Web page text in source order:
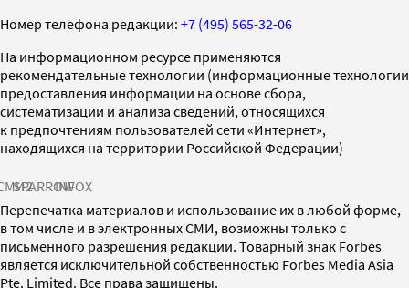
Номер телефона редакции: +7 (495) 565-32-06
На информационном ресурсе применяются
рекомендательные технологии (информационные технологии
предоставления информации на основе сбора,
систематизации и анализа сведений, относящихся
к предпочтениям пользователей сети «Интернет»,
находящихся на территории Российской Федерации)
SPARROWINFOX
Перепечатка материалов и использование их в любой форме,
в том числе и в электронных СМИ, возможны только с
письменного разрешения редакции. Товарный знак Forbes
является исключительной собственностью Forbes Media Asia
Pte. Limited. Все права защищены.